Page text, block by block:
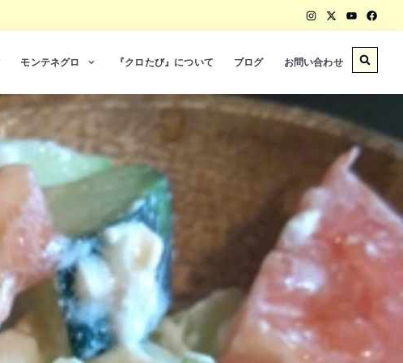
モンテネグロ 『クロたび』について ブログ お問い合わせ